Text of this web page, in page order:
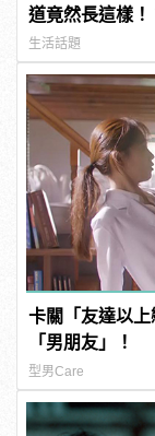
道竟然長這樣！
生活話題
卡關「友達以
「男朋友」！
型男Care